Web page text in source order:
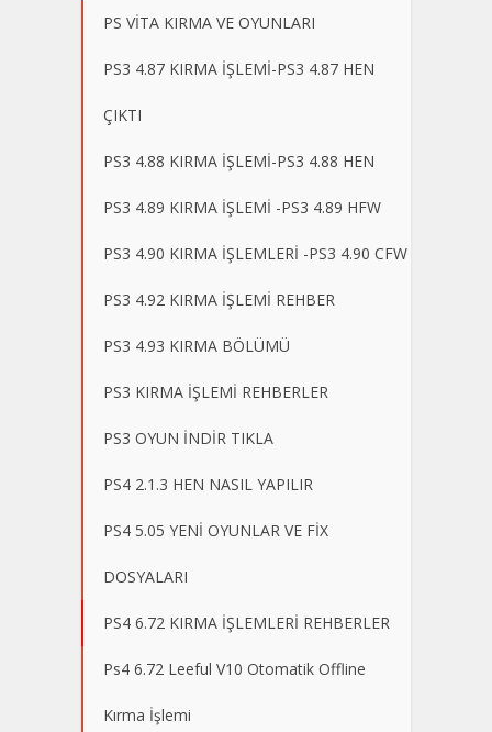
PS VİTA KIRMA VE OYUNLARI
PS3 4.87 KIRMA İŞLEMİ-PS3 4.87 HEN
ÇIKTI
PS3 4.88 KIRMA İŞLEMİ-PS3 4.88 HEN
PS3 4.89 KIRMA İŞLEMİ -PS3 4.89 HFW
PS3 4.90 KIRMA İŞLEMLERİ -PS3 4.90 CFW
PS3 4.92 KIRMA İŞLEMİ REHBER
PS3 4.93 KIRMA BÖLÜMÜ
PS3 KIRMA İŞLEMİ REHBERLER
PS3 OYUN İNDİR TIKLA
PS4 2.1.3 HEN NASIL YAPILIR
PS4 5.05 YENİ OYUNLAR VE FİX
DOSYALARI
PS4 6.72 KIRMA İŞLEMLERİ REHBERLER
Ps4 6.72 Leeful V10 Otomatik Offline
Kırma İşlemi